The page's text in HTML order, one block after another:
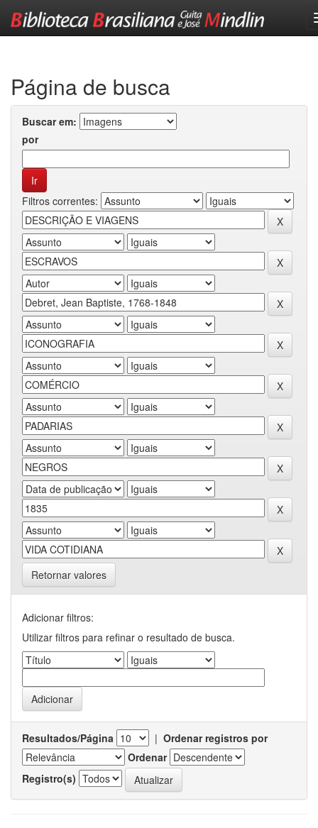
Página de busca
Buscar em:
por
Filtros correntes:
Retornar valores
Adicionar filtros:
Utilizar filtros para refinar o resultado de busca.
Resultados/Página | Ordenar registros por
Ordenar
Registro(s)